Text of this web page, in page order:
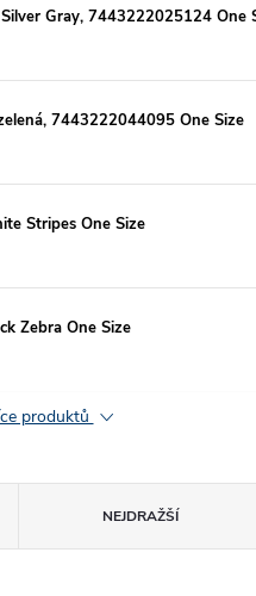
Gray, 7443222025124 One
7443222044095 One Size
Stripes One Size
Zebra One Size
produktů
NEJDRAŽŠÍ